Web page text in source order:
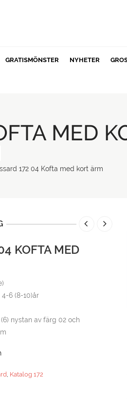
GRATISMÖNSTER NYHETER
MED
172 04 Kofta med kort ärm
KOFTA MED
4-6 (8-10)år
(6) nystan av färg 02 och
, Katalog 172